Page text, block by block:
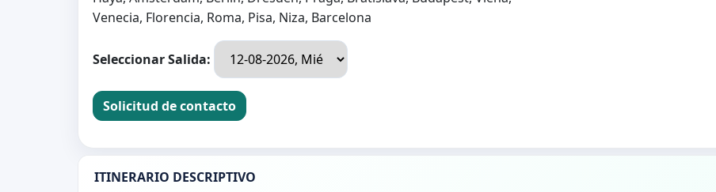
Venecia, Florencia, Roma, Pisa, Niza, Barcelona
Seleccionar Salida:
Solicitud de contacto
ITINERARIO DESCRIPTIVO